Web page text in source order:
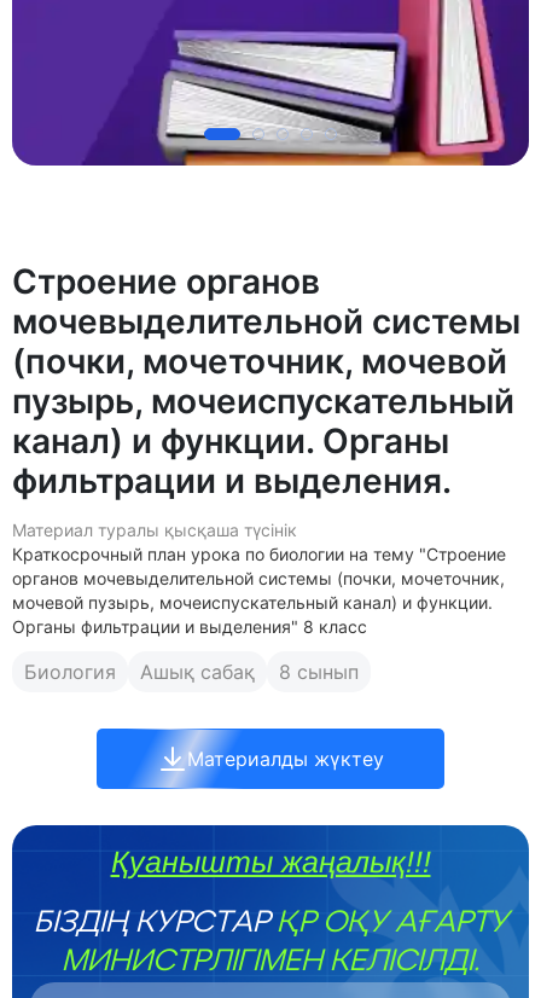
Строение органов
мочевыделительной системы
(почки, мочеточник, мочевой
пузырь, мочеиспускательный
канал) и функции. Органы
фильтрации и выделения.
Материал туралы қысқаша түсінік
Краткосрочный план урока по биологии на тему "Строение
органов мочевыделительной системы (почки, мочеточник,
мочевой пузырь, мочеиспускательный канал) и функции.
Органы фильтрации и выделения" 8 класс
Биология Ашық сабақ 8 сынып
Материалды жүктеу
Қуанышты жаңалық!!!
БІЗДІҢ КУРСТАРҚР ОҚУ АҒАРТУ
МИНИСТРЛІГІМЕН КЕЛІСІЛДІ.